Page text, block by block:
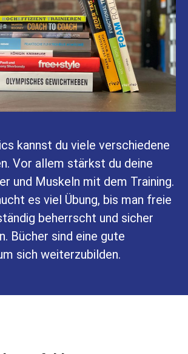
kannst du viele verschiedene
Vor allem stärkst du deine
und Muskeln mit dem Training.
es viel Übung, bis man freie
beherrscht und sicher
Bücher sind eine gute
sich weiterzubilden.